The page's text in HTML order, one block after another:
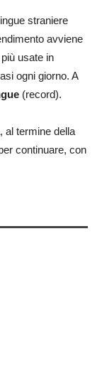
straniere
avviene
usate in
ogni giorno. A
(record).
al termine della
continuare, con